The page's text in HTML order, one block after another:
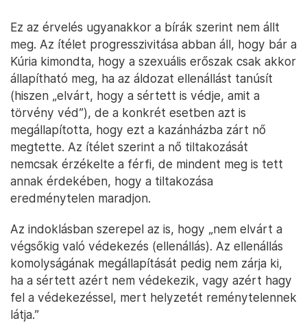
Ez az érvelés ugyanakkor a bírák szerint nem állt
meg. Az ítélet progresszivitása abban áll, hogy bár a
Kúria kimondta, hogy a szexuális erőszak csak akkor
állapítható meg, ha az áldozat ellenállást tanúsít
(hiszen „elvárt, hogy a sértett is védje, amit a
törvény véd”), de a konkrét esetben azt is
megállapította, hogy ezt a kazánházba zárt nő
megtette. Az ítélet szerint a nő tiltakozását
nemcsak érzékelte a férfi, de mindent meg is tett
annak érdekében, hogy a tiltakozása
eredménytelen maradjon.
Az indoklásban szerepel az is, hogy „nem elvárt a
végsőkig való védekezés (ellenállás). Az ellenállás
komolyságának megállapítását pedig nem zárja ki,
ha a sértett azért nem védekezik, vagy azért hagy
fel a védekezéssel, mert helyzetét reménytelennek
látja.”